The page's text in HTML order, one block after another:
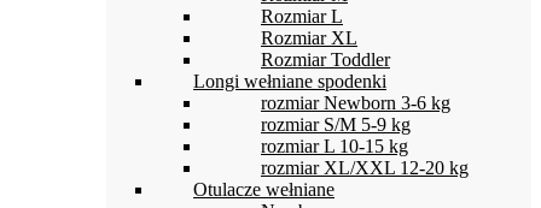
Rozmiar L
Rozmiar XL
Rozmiar Toddler
Longi wełniane spodenki
rozmiar Newborn 3-6 kg
rozmiar S/M 5-9 kg
rozmiar L 10-15 kg
rozmiar XL/XXL 12-20 kg
Otulacze wełniane